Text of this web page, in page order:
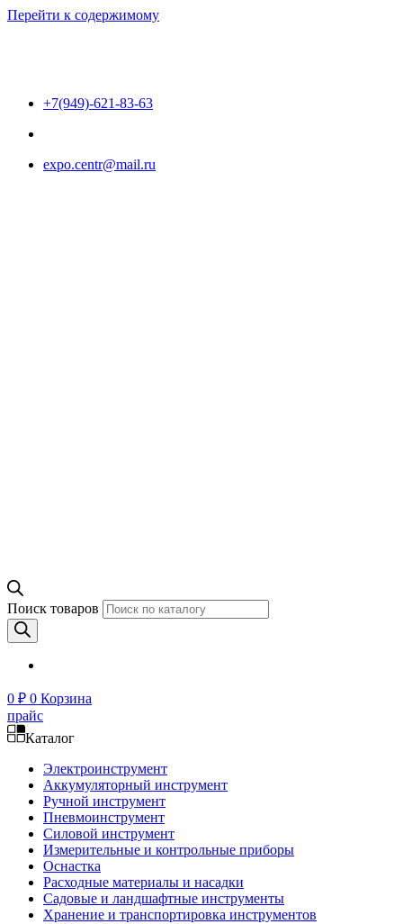
Перейти к содержимому
+7(949)-621-83-63
expo.centr@mail.ru
Поиск товаров
0 ₽ 0 Корзина
прайс
Каталог
Электроинструмент
Аккумуляторный инструмент
Ручной инструмент
Пневмоинструмент
Силовой инструмент
Измерительные и контрольные приборы
Оснастка
Расходные материалы и насадки
Садовые и ландшафтные инструменты
Хранение и транспортировка инструментов